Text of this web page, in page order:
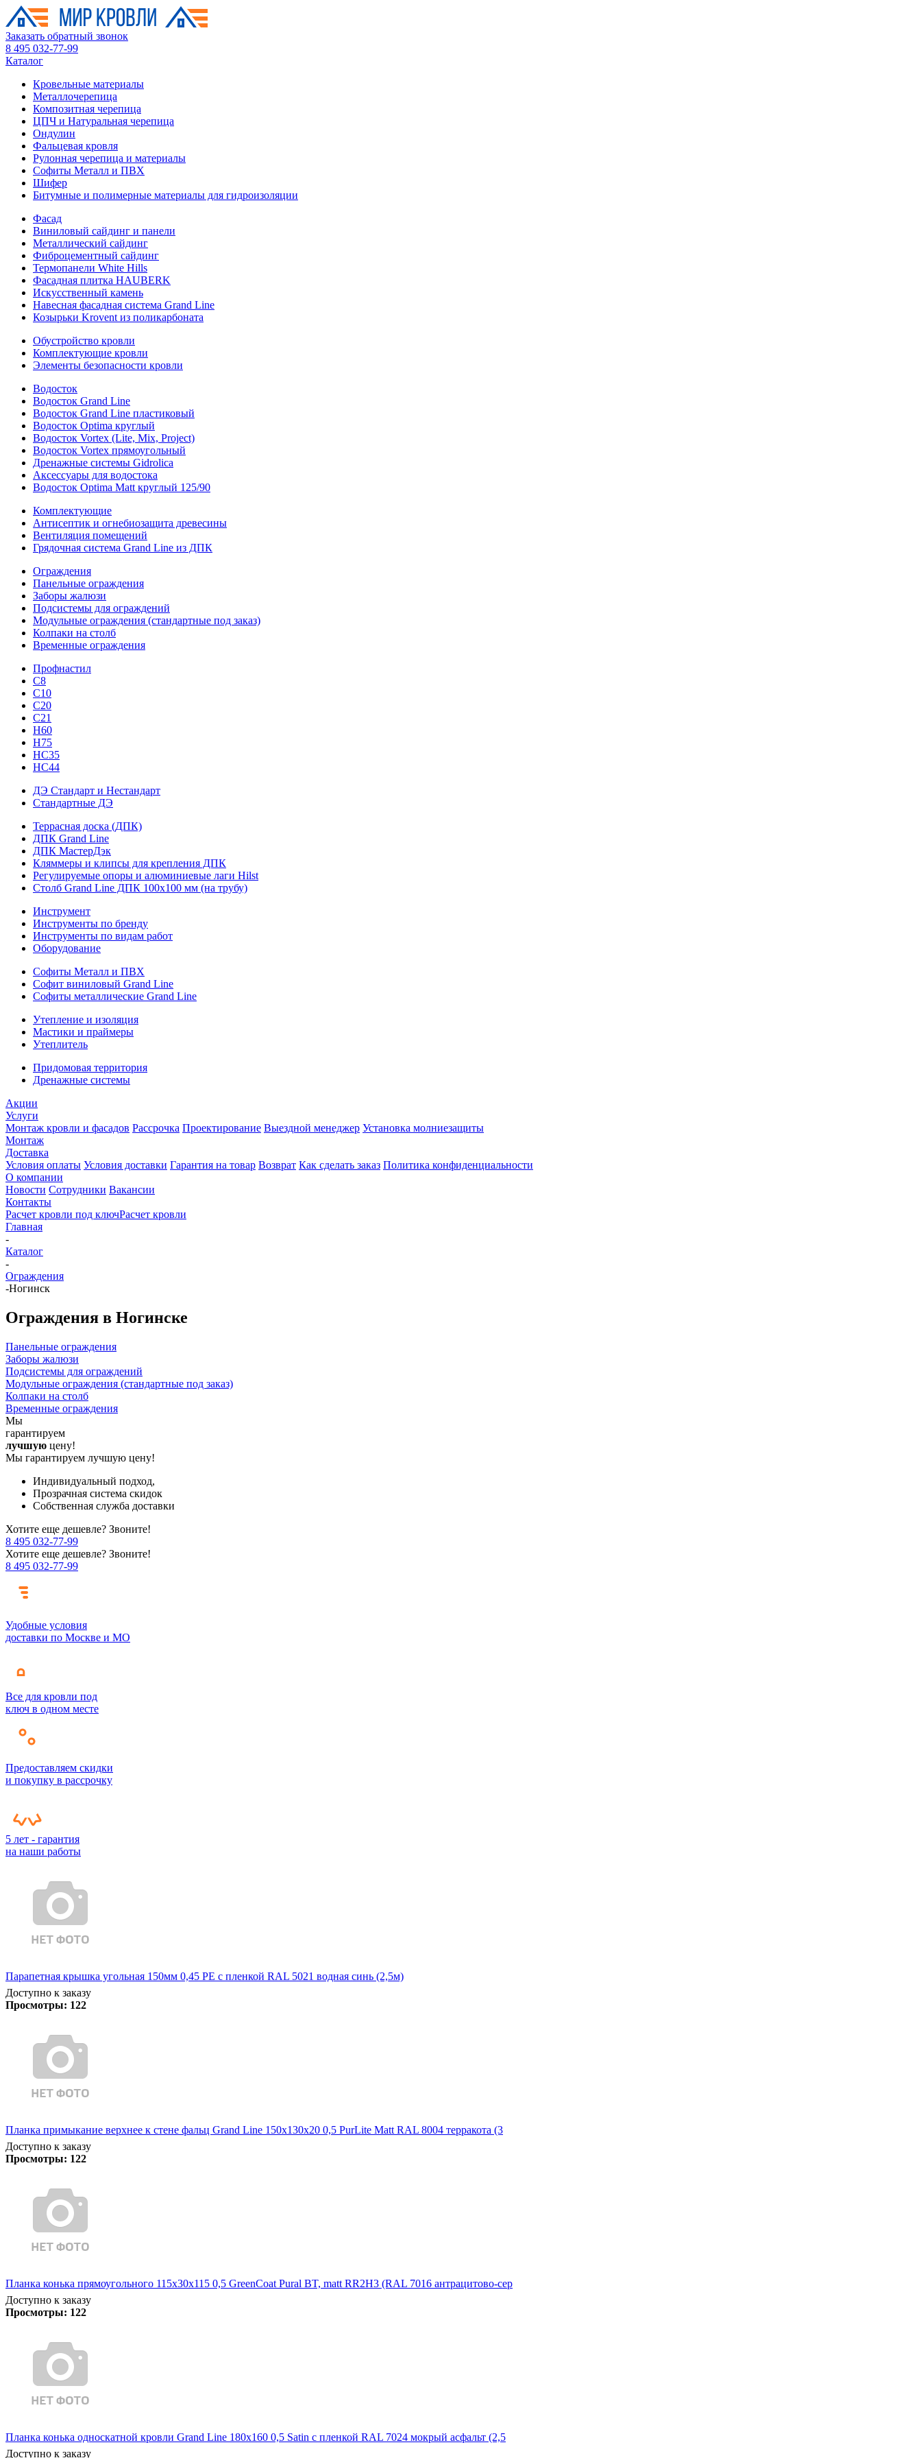
Заказать обратный звонок
8 495 032-77-99
Каталог
Кровельные материалы
Металлочерепица
Композитная черепица
ЦПЧ и Натуральная черепица
Ондулин
Фальцевая кровля
Рулонная черепица и материалы
Софиты Металл и ПВХ
Шифер
Битумные и полимерные материалы для гидроизоляции
Фасад
Виниловый сайдинг и панели
Металлический сайдинг
Фиброцементный сайдинг
Термопанели White Hills
Фасадная плитка HAUBERK
Искусственный камень
Навесная фасадная система Grand Line
Козырьки Krovent из поликарбоната
Обустройство кровли
Комплектующие кровли
Элементы безопасности кровли
Водосток
Водосток Grand Line
Водосток Grand Line пластиковый
Водосток Optima круглый
Водосток Vortex (Lite, Mix, Project)
Водосток Vortex прямоугольный
Дренажные системы Gidrolica
Аксессуары для водостока
Водосток Optima Matt круглый 125/90
Комплектующие
Антисептик и огнебиозащита древесины
Вентиляция помещений
Грядочная система Grand Line из ДПК
Ограждения
Панельные ограждения
Заборы жалюзи
Подсистемы для ограждений
Модульные ограждения (стандартные под заказ)
Колпаки на столб
Временные ограждения
Профнастил
С8
С10
С20
С21
H60
H75
HС35
НС44
ДЭ Стандарт и Нестандарт
Стандартные ДЭ
Террасная доска (ДПК)
ДПК Grand Line
ДПК МастерДэк
Кляммеры и клипсы для крепления ДПК
Регулируемые опоры и алюминиевые лаги Hilst
Столб Grand Line ДПК 100х100 мм (на трубу)
Инструмент
Инструменты по бренду
Инструменты по видам работ
Оборудование
Софиты Металл и ПВХ
Софит виниловый Grand Line
Софиты металлические Grand Line
Утепление и изоляция
Мастики и праймеры
Утеплитель
Придомовая территория
Дренажные системы
Акции
Услуги
Монтаж кровли и фасадов Рассрочка Проектирование Выездной менеджер Установка молниезащиты
Монтаж
Доставка
Условия оплаты Условия доставки Гарантия на товар Возврат Как сделать заказ Политика конфиденциальности
О компании
Новости Сотрудники Вакансии
Контакты
Расчет кровли под ключРасчет кровли
Главная
-
Каталог
-
Ограждения
-Ногинск
Ограждения в Ногинске
Панельные ограждения
Заборы жалюзи
Подсистемы для ограждений
Модульные ограждения (стандартные под заказ)
Колпаки на столб
Временные ограждения
Мы
гарантируем
лучшую цену!
Мы гарантируем лучшую цену!
Индивидуальный подход,
Прозрачная система скидок
Собственная служба доставки
Хотите еще дешевле? Звоните!
8 495 032-77-99
Хотите еще дешевле? Звоните!
8 495 032-77-99
Удобные условия
доставки по Москве и МО
Все для кровли под
ключ в одном месте
Предоставляем скидки
и покупку в рассрочку
5 лет - гарантия
на наши работы
Парапетная крышка угольная 150мм 0,45 PE с пленкой RAL 5021 водная синь (2,5м)
Доступно к заказу
Просмотры: 122
Планка примыкание верхнее к стене фальц Grand Line 150х130х20 0,5 PurLite Matt RAL 8004 терракота (3
Доступно к заказу
Просмотры: 122
Планка конька прямоугольного 115х30х115 0,5 GreenCoat Pural BT, matt RR2Н3 (RAL 7016 антрацитово-сер
Доступно к заказу
Просмотры: 122
Планка конька односкатной кровли Grand Line 180x160 0,5 Satin с пленкой RAL 7024 мокрый асфальт (2,5
Доступно к заказу